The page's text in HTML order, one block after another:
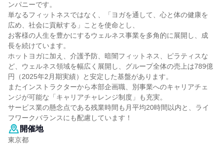
ンパニーです。
単なるフィットネスではなく、「ヨガを通して、心と体の健康を
広め、社会に貢献する」ことを使命とし、
お客様の人生を豊かにするウェルネス事業を多角的に展開し、成
長を続けています。
ホットヨガに加え、介護予防、暗闇フィットネス、ピラティスな
ど、ウェルネス領域を幅広く展開し、グループ全体の売上は789億
円（2025年2月期実績）と安定した基盤があります。
またインストラクターから本部企画職、別事業へのキャリアチェ
ンジが可能な「キャリアチャレンジ制度」も充実。
サービス業の懸念点である残業時間も月平均20時間以内と、ライ
フワークバランスにも配慮しています！
開催地
東京都